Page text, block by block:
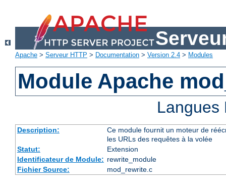
Apache > Serveur HTTP > Documentation > Version 2.4 > Modules
Module Apache
Description:
Ce module fournit un moteur de
les URLs des requêtes à la volée
Statut:
Extension
Identificateur de Module: rewrite_module
Fichier Source:
mod_rewrite.c